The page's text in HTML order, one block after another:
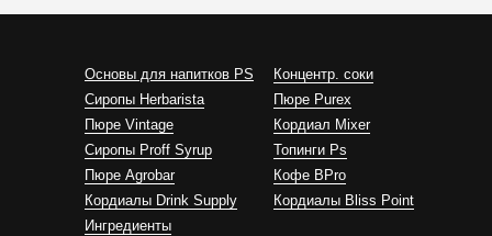
Основы для напитков PS
Сиропы Herbarista
Пюре Vintage
Cиропы Proff Syrup
Пюре Agrobar
Кордиалы Drink Supply
Ингредиенты
Концентр. соки
Пюре Purex
Кордиал Mixer
Топинги Ps
Кофе BPro
Кордиалы Bliss Point